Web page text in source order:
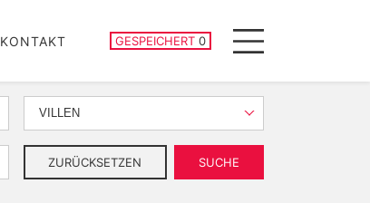
KONTAKT GESPEICHERT 0
GESPEICHERTE IMMOBILIEN
Menu
VILLEN
ZURÜCKSETZEN SUCHE